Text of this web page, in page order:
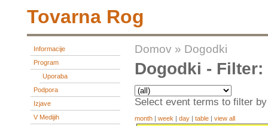
Tovarna Rog
Informacije
Program
Uporaba
Podpora
Izjave
V Medijih
Domov » Dogodki
Dogodki - Filter:
Select event terms to filter by
month | week | day | table | view all